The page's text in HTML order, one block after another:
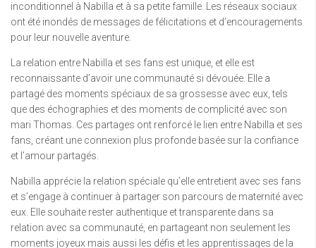
inconditionnel à Nabilla et à sa petite famille. Les réseaux sociaux
ont été inondés de messages de félicitations et d’encouragements
pour leur nouvelle aventure.
La relation entre Nabilla et ses fans est unique, et elle est
reconnaissante d’avoir une communauté si dévouée. Elle a
partagé des moments spéciaux de sa grossesse avec eux, tels
que des échographies et des moments de complicité avec son
mari Thomas. Ces partages ont renforcé le lien entre Nabilla et ses
fans, créant une connexion plus profonde basée sur la confiance
et l’amour partagés.
Nabilla apprécie la relation spéciale qu’elle entretient avec ses fans
et s’engage à continuer à partager son parcours de maternité avec
eux. Elle souhaite rester authentique et transparente dans sa
relation avec sa communauté, en partageant non seulement les
moments joyeux mais aussi les défis et les apprentissages de la